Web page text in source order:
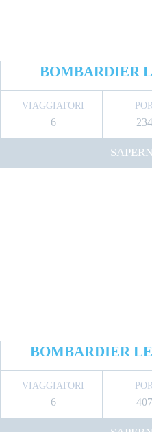
BOMBARDIER
VIAGGIATORI
6
BOMBARDIER
VIAGGIATORI
6